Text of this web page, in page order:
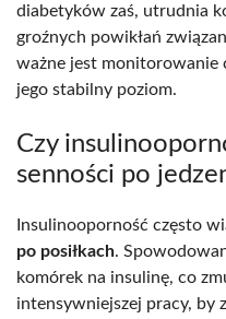
diabetyków zaś, utrudnia
groźnych powikłań
ważne jest monitorowanie
jego stabilny poziom.
Czy
senności po
Insulinooporność często
po posiłkach.
komórek na insulinę, co
intensywniejszej pracy, by